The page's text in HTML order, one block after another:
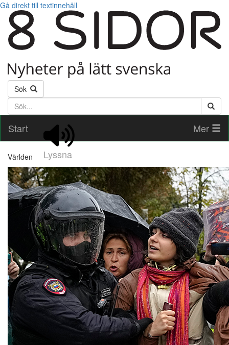
Gå direkt till textinnehåll
Sök
Söktext
Start
Lyssna
Mer
Världen